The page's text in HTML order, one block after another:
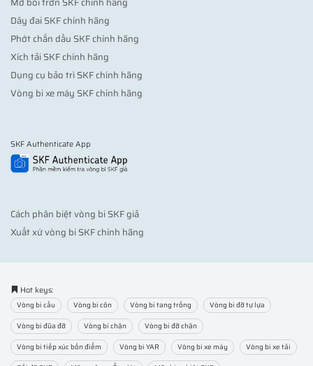
Dây đai SKF chính hãng
Phớt chắn dầu SKF chính hãng
Xích tải SKF chính hãng
Dụng cụ bảo trì SKF chính hãng
Vòng bi xe máy SKF chính hãng
SKF Authenticate App
Cách phân biệt vòng bi SKF giả
Xuất xứ vòng bi SKF chính hãng
Hot keys:
Vòng bi cầu Vòng bi côn Vòng bi tang trống
Vòng bi đỡ tự lựa
Vòng bi đũa đỡ
Vòng bi chặn
Vòng bi đỡ chặn
Vòng bi tiếp xúc bốn điểm
Vòng bi YAR Vòng bi xe máy
Vòng bi xe tải